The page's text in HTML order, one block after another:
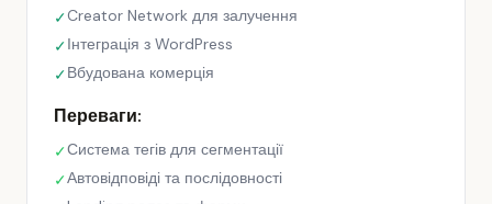
✓Creator Network для залучення
✓Інтеграція з WordPress
✓Вбудована комерція
Переваги:
✓Система тегів для сегментації
✓Автовідповіді та послідовності